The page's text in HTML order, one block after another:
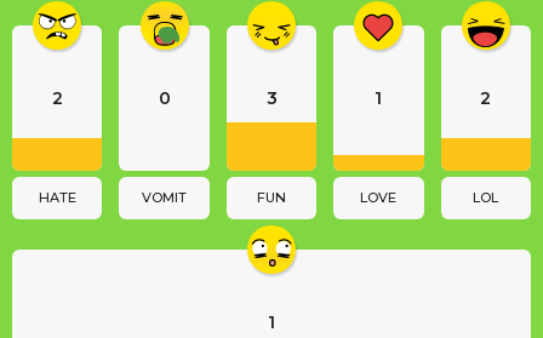
n
i
o
2
HATE
0
VOMIT
3
FUN
1
LOVE
2
LOL
1